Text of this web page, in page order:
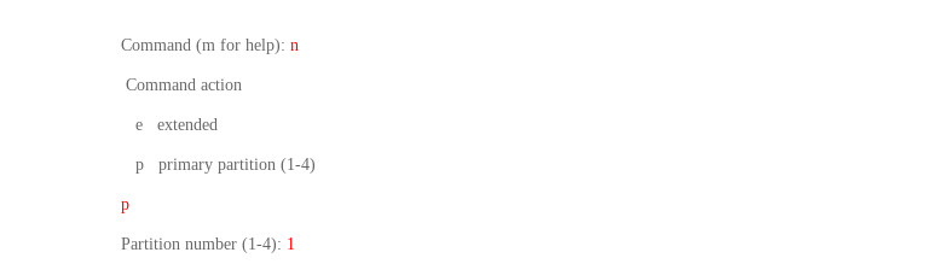
Command (m for help): n
Command action
e extended
p primary partition (1-4)
p
Partition number (1-4): 1